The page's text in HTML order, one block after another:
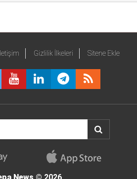
Gizlilik İlkeleri Sitene Ekle
News © 2026